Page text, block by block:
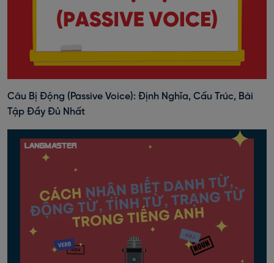
Câu Bị Động (Passive Voice): Định Nghĩa, Cấu Trúc, Bài
Tập Đầy Đủ Nhất